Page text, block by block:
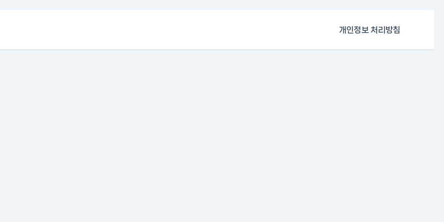
개인정보 처리방침